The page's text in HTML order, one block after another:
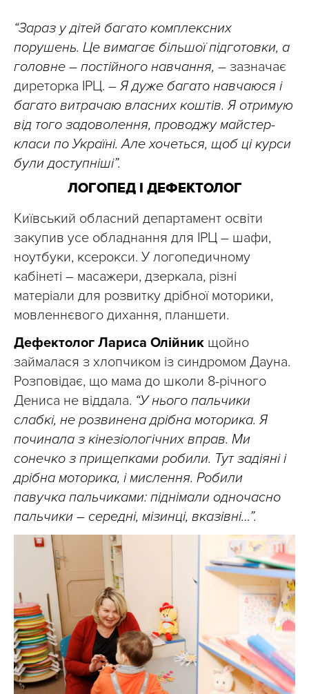
“Зараз у дітей багато комплексних
порушень. Це вимагає більшої підготовки, а
головне – постійного навчання, – зазначає
диреторка ІРЦ. – Я дуже багато навчаюся і
багато витрачаю власних коштів. Я отримую
від того задоволення, проводжу майстер-
класи по Україні. Але хочеться, щоб ці курси
були доступніші”.
ЛОГОПЕД І ДЕФЕКТОЛОГ
Київський обласний департамент освіти
закупив усе обладнання для ІРЦ – шафи,
ноутбуки, ксерокси. У логопедичному
кабінеті – масажери, дзеркала, різні
матеріали для розвитку дрібної моторики,
мовленнєвого дихання, планшети.
Дефектолог Лариса Олійник щойно
займалася з хлопчиком із синдромом Дауна.
Розповідає, що мама до школи 8-річного
Дениса не віддала. “У нього пальчики
слабкі, не розвинена дрібна моторика. Я
починала з кінезіологічних вправ. Ми
сонечко з прищепками робили. Тут задіяні і
дрібна моторика, і мислення. Робили
павучка пальчиками: піднімали одночасно
пальчики – середні, мізинці, вказівні…”.